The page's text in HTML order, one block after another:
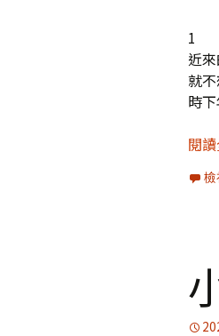
1
近
就
時
閱